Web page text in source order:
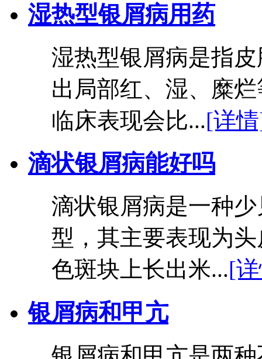
湿热型银屑病用药
湿热型银屑病是指
出局部红、湿、糜
临床表现会比...[详
滴状银屑病能好吗
滴状银屑病是一种
型，其主要表现为
色斑块上长出米...[
银屑病和甲亢